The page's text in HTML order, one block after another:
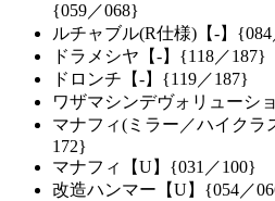
{059／068}
ルチャブル(R仕様)【-】
ドラメシヤ【-】{118／187}
ドロンチ【-】{119／187}
ワザマシンデヴォリューシ
マナフィ(ミラー／ハイクラ
172}
マナフィ【U】{031／100}
改造ハンマー【U】{054／